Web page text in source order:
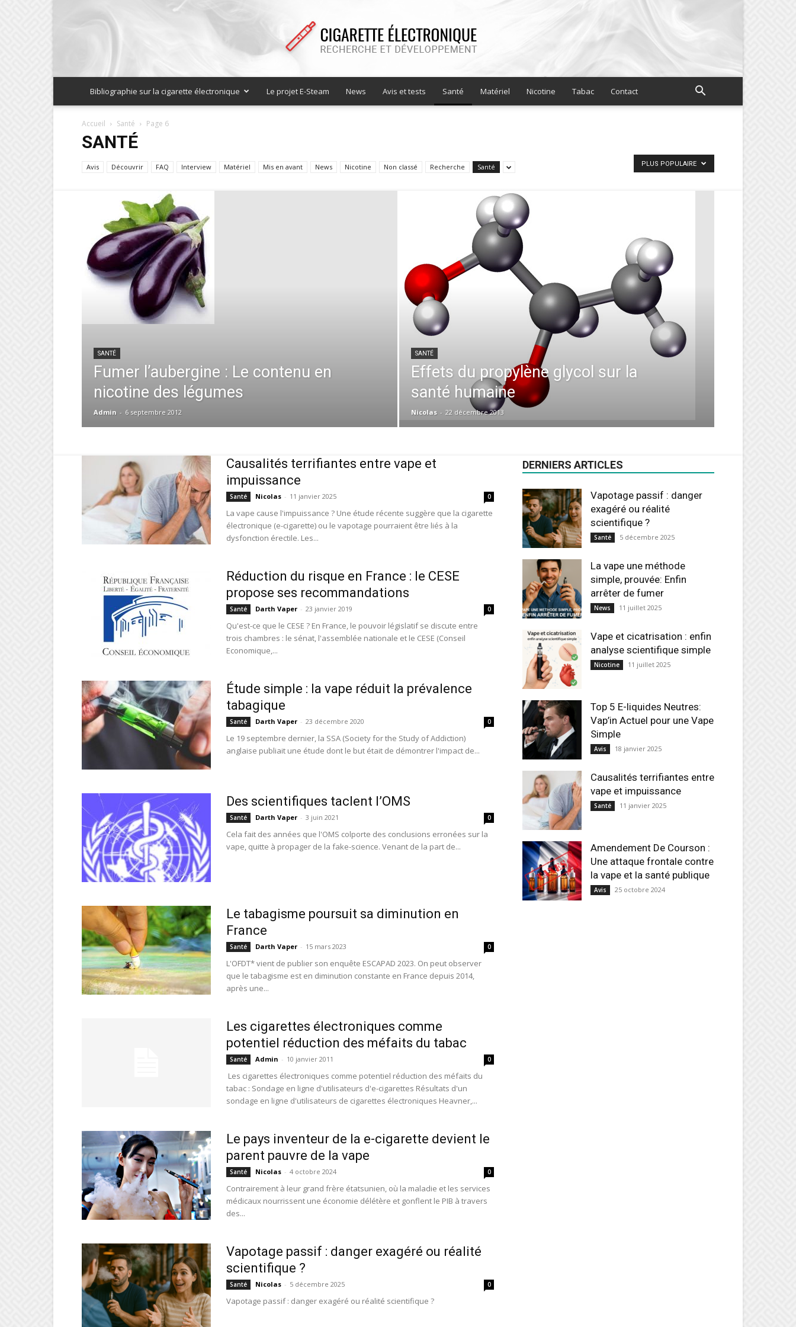
Cigarette
Bibliographie sur la cigarette électronique Le projet E-Steam News Avis et tests Santé Matériel Nicotine Tabac Contact
Accueil Santé Page 6
SANTÉ
Avis Découvrir FAQ Interview Matériel Mis en avant News Nicotine Non classé Recherche Santé PLUS POPULAIRE
SANTÉ
Fumer l’aubergine : Le contenu en
nicotine des légumes
Admin - 6 septembre 2012
SANTÉ
Effets du propylène glycol sur la
santé humaine
Nicolas - 22 décembre 2013
Causalités terrifiantes entre vape et
impuissance
Santé Nicolas - 11 janvier 2025 0
La vape cause l'impuissance ? Une étude récente suggère que la cigarette
électronique (e-cigarette) ou le vapotage pourraient être liés à la
dysfonction érectile. Les...
Réduction du risque en France : le CESE
propose ses recommandations
Santé Darth Vaper - 23 janvier 2019 0
Qu'est-ce que le CESE ? En France, le pouvoir législatif se discute entre
trois chambres : le sénat, l'assemblée nationale et le CESE (Conseil
Economique,...
Étude simple : la vape réduit la prévalence
tabagique
Santé Darth Vaper - 23 décembre 2020 0
Le 19 septembre dernier, la SSA (Society for the Study of Addiction)
anglaise publiait une étude dont le but était de démontrer l'impact de...
Des scientifiques taclent l’OMS
Santé Darth Vaper - 3 juin 2021 0
Cela fait des années que l'OMS colporte des conclusions erronées sur la
vape, quitte à propager de la fake-science. Venant de la part de...
Le tabagisme poursuit sa diminution en
France
Santé Darth Vaper - 15 mars 2023 0
L'OFDT* vient de publier son enquête ESCAPAD 2023. On peut observer
que le tabagisme est en diminution constante en France depuis 2014,
après une...
Les cigarettes électroniques comme
potentiel réduction des méfaits du tabac
Santé Admin - 10 janvier 2011 0
Les cigarettes électroniques comme potentiel réduction des méfaits du
tabac : Sondage en ligne d'utilisateurs d'e-cigarettes Résultats d'un
sondage en ligne d'utilisateurs de cigarettes électroniques Heavner,...
Le pays inventeur de la e-cigarette devient le
parent pauvre de la vape
Santé Nicolas - 4 octobre 2024 0
Contrairement à leur grand frère étatsunien, où la maladie et les services
médicaux nourrissent une économie délétère et gonflent le PIB à travers
des...
Vapotage passif : danger exagéré ou réalité
scientifique ?
Santé Nicolas - 5 décembre 2025 0
Vapotage passif : danger exagéré ou réalité scientifique ?
DERNIERS ARTICLES
Vapotage passif : danger
exagéré ou réalité
scientifique ?
Santé 5 décembre 2025
La vape une méthode
simple, prouvée: Enfin
arrêter de fumer
News 11 juillet 2025
Vape et cicatrisation : enfin
analyse scientifique simple
Nicotine 11 juillet 2025
Top 5 E-liquides Neutres:
Vap’in Actuel pour une Vape
Simple
Avis 18 janvier 2025
Causalités terrifiantes entre
vape et impuissance
Santé 11 janvier 2025
Amendement De Courson :
Une attaque frontale contre
la vape et la santé publique
Avis 25 octobre 2024